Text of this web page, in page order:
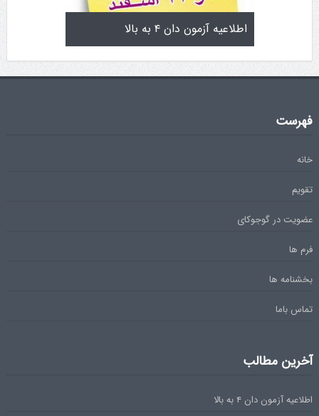
اطلاعیه آزمون دان ۴ تولد کایچو سن سی گوگن یاماگوچی
فهرست
خانه
تقویم
عضویت در گوجوکای
فرم ها
بخشنامه ها
تماس باما
آخرین مطالب
اطلاعیه آزمون دان ۴ به بالا